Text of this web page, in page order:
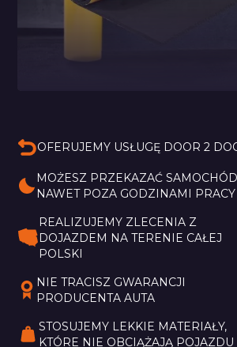
OFERUJEMY USŁUGĘ DOOR 2
MOŻESZ PRZEKAZAĆ SAMOCHÓD
NAWET POZA GODZINAMI PRACY
REALIZUJEMY ZLECENIA Z
DOJAZDEM NA TERENIE CAŁEJ
POLSKI
NIE TRACISZ GWARANCJI
PRODUCENTA AUTA
STOSUJEMY LEKKIE MATERIAŁY,
KTÓRE NIE OBCIĄŻAJĄ POJAZDU